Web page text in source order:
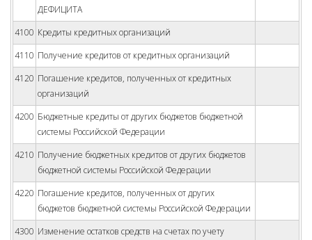
ДЕФИЦИТА
4100 Кредиты кредитных организаций
4110 Получение кредитов от кредитных организаций
4120 Погашение кредитов, полученных от кредитных
организаций
4200 Бюджетные кредиты от других бюджетов бюджетной
системы Российской Федерации
4210 Получение бюджетных кредитов от других бюджетов
бюджетной системы Российской Федерации
4220 Погашение кредитов, полученных от других
бюджетов бюджетной системы Российской Федерации
4300 Изменение остатков средств на счетах по учету